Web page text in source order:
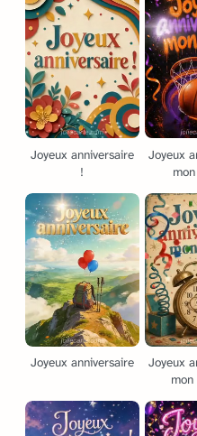
Joyeux anniversaire
!
Joyeux
Joyeux anniversaire
Joyeux
mon